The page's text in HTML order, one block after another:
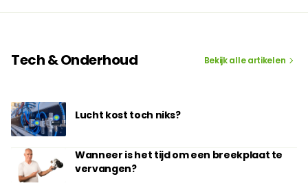
Tech & Onderhoud Bekijk alle artikelen
Lucht kost toch niks?
Wanneer is het tijd om een breekplaat te
vervangen?